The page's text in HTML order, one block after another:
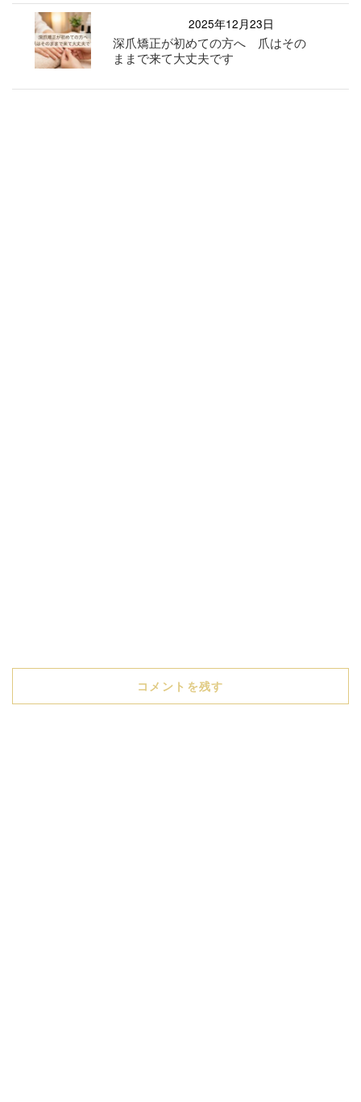
2025年12月23日
深爪矯正が初めての方へ 爪はその
ままで来て大丈夫です
コメントを残す